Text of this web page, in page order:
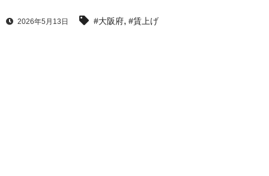
2026年5月13日 #大阪府, #賃上げ